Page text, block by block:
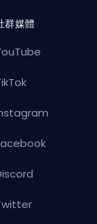
群媒體